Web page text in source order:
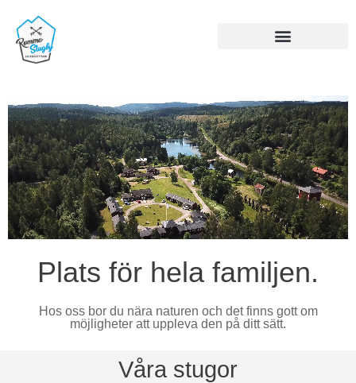
Plats för hela familjen.
Hos oss bor du nära naturen och det finns gott om
möjligheter att uppleva den på ditt sätt.
Våra stugor